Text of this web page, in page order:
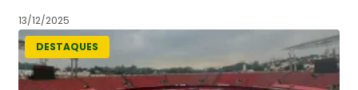
13/12/2025
DESTAQUES